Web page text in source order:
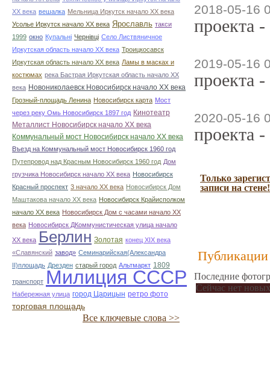
ХХ века вешалка Мельница Иркутск начало ХХ века
Усолье Иркутск начало ХХ века Ярославль такси
1999 окно Купальні Чернівці Село Листвяничное
Иркутская область начало ХХ века Троицкосавск
Иркутская область начало ХХ века Ламы в масках и
костюмах река Бастрая Иркутская область начало ХХ
века Новониколаевск Новосибирск начало ХХ века
Грозный-площадь Ленина Новосибирск карта Мост
через реку Омь Новосибирск 1897 год Кинотеатр
Металлист Новосибирск начало ХХ века
Коммунальный мост Новосибирск начало ХХ века
Въезд на Коммунальный мост Новосибирск 1960 год
Путепровод над Красным Новосибирск 1960 год Дом
грузчика Новосибирск начало ХХ века Новосибирск
Красный проспект 3 начало ХХ века Новосибирск Дом
Маштакова начало ХХ века Новосибирск Крайисполком
начало ХХ века Новосибирск Дом с часами начало ХХ
века Новосибирск ДКоммунистическая улица начало
ХХ века Берлин Золотая конец ХІХ века
«Славянский завод» Семинарийская(Александра
II)площадь Дрезден старый город Альтмаркт 1809
транспорт Милиция СССР
Набережная улица город Царицын ретро фото
торговая площадь
Все ключевые слова >>
2018-05-16
проекта
2019-05-16
проекта
2020-05-16
проекта
Только
записи на стене!
Публикации
Последние
Сейчас нет